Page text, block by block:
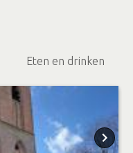
Eten en drinken